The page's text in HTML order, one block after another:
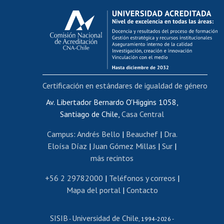
Calificación académica
Postulación al AUCAI
Funcionarias/os
Cursos internos de capacitación
Bienestar del personal
Portal de movilidad interna
Certificado de renta
Certificado de renta honorarios
Editar páginas blancas
Extranjeras/os
Revalidación y reconocimiento de títulos
Postulación al Programa de Movilidad Estudiantil
Cursos de español
Av. Libertador Bernardo O'Higgins 1058,
Santiago de Chile, Casa Central
Campus: Andrés Bello | Beauchef| Dra.
Eloísa Díaz | Juan Gómez Millas | Sur |
más recintos
+56 2 29782000 | Teléfonos y correos |
Mapa del portal| Contacto
SISIB - Universidad de Chile , 1994-2026 -
Certificación en estándares de igualdad de género